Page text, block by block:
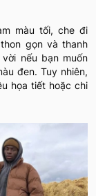
màu tối, che đi
gọn và thanh
nếu bạn muốn
đen. Tuy nhiên,
họa tiết hoặc chi